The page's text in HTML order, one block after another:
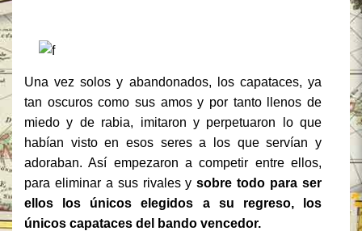
Una vez solos y abandonados, los capataces, ya
tan oscuros como sus amos y por tanto llenos de
miedo y de rabia, imitaron y perpetuaron lo que
habían visto en esos seres a los que servían y
adoraban. Así empezaron a competir entre ellos,
para eliminar a sus rivales y sobre todo para ser
ellos los únicos elegidos a su regreso, los
únicos capataces del bando vencedor.